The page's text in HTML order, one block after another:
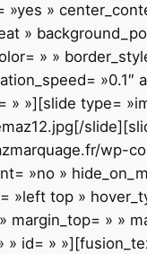
»yes »
»
» »
» »][slide type=
wp-
»no »
»left top »
margin_top= » »
» id= »